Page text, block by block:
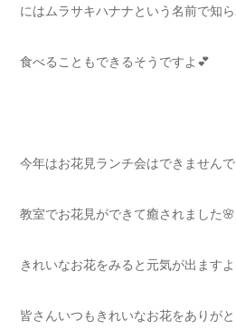
にはムラサキハナナという名前で知
食べることもできるそうですよ💕
今年はお花見ランチ会はできません
教室でお花見ができて癒されました🌸
きれいなお花をみると元気が出ます
皆さんいつもきれいなお花をありが